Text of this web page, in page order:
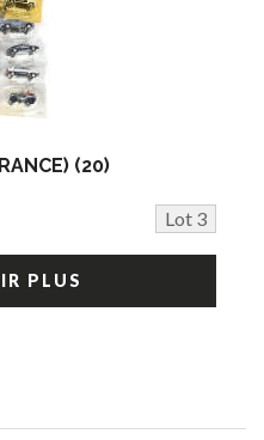
(20)
Lot 3
PLUS